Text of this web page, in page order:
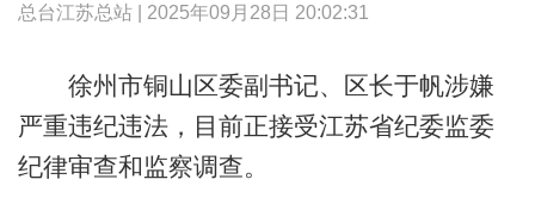
总台江苏总站 | 2025年09月28日 20:02:31
徐州市铜山区委副书记、区长于帆涉嫌
严重违纪违法，目前正接受江苏省纪委监委
纪律审查和监察调查。